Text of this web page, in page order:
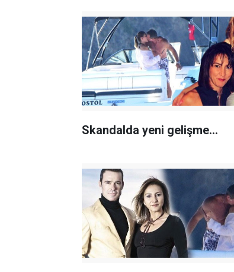
Skandalda yeni gelişme...